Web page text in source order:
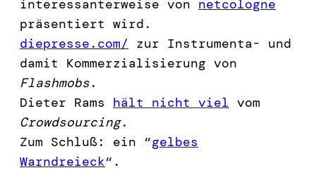
interessanterweise von netcologne
präsentiert wird.
diepresse.com/ zur Instrumenta- und
damit Kommerzialisierung von
Flashmobs.
Dieter Rams hält nicht viel vom
Crowdsourcing.
Zum Schluß: ein “gelbes
Warndreieck“.